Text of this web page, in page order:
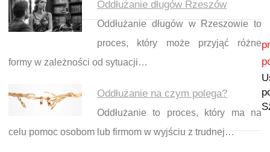
Oddłużanie długów Rzeszów
Oddłużanie długów w Rzeszowie to
proces, który może przyjąć różne
formy w zależności od sytuacji…
Oddłużanie na czym polega?
Oddłużanie to proces, który ma na
celu pomoc osobom lub firmom w wyjściu z trudnej…
Nawigacja wpisu